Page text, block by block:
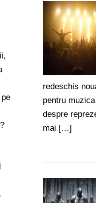
redeschis
pentru
despre
mai […]